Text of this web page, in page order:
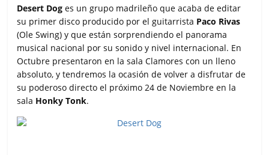
c
e
b
o
o
k
i
t
t
e
a
t
s
A
p
a
i
l
m
p
a
r
i
r
Desert Dog es un grupo madrileño que acaba de editar
su primer disco producido por el guitarrista Paco Rivas
(Ole Swing) y que están sorprendiendo el panorama
musical nacional por su sonido y nivel internacional. En
Octubre presentaron en la sala Clamores con un lleno
absoluto, y tendremos la ocasión de volver a disfrutar de
su poderoso directo el próximo 24 de Noviembre en la
sala Honky Tonk.